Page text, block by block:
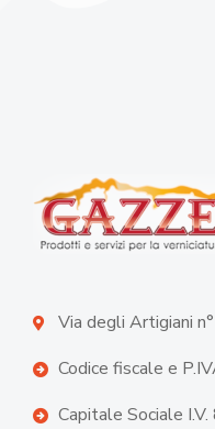
Via degli Artigiani
Codice fiscale e
Capitale Sociale